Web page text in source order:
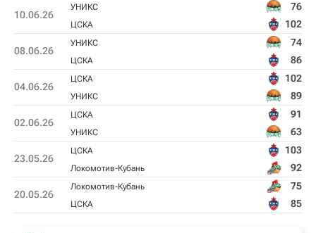
10.06.26
УНИКС 76
ЦСКА 102
08.06.26
УНИКС 74
ЦСКА 86
04.06.26
ЦСКА 102
УНИКС 89
02.06.26
ЦСКА 91
УНИКС 63
23.05.26
ЦСКА 103
Локомотив-Кубань 92
20.05.26
Локомотив-Кубань 75
ЦСКА 85